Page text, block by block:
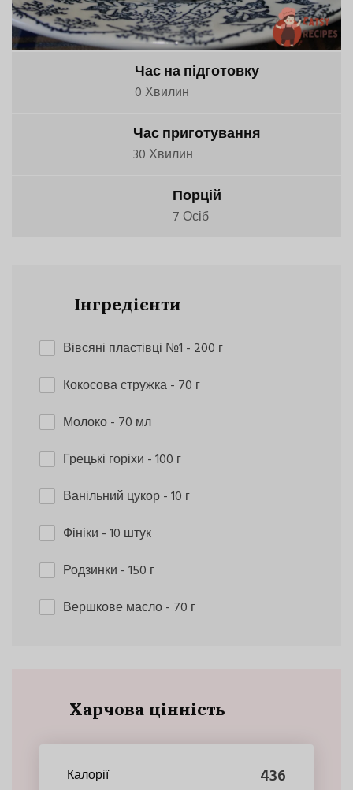
Час на підготовку
0 Хвилин
Час приготування
30 Хвилин
Порцій
7 Осіб
Інгредієнти
Вівсяні пластівці №1 - 200 г
Кокосова стружка- 70 г
Молоко- 70 мл
Грецькі горіхи - 100 г
Ванільний цукор- 10 г
Фініки - 10 штук
Родзинки - 150 г
Вершкове масло- 70 г
Харчова цінність
Калорії 436